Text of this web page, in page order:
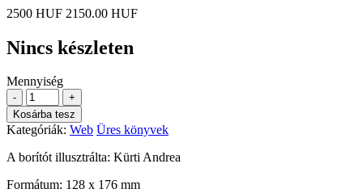
2500 HUF 2150.00 HUF
Nincs készleten
Mennyiség
-
+
Kosárba tesz
Kategóriák: Web Üres könyvek
A borítót illusztrálta: Kürti Andrea
Formátum: 128 x 176 mm